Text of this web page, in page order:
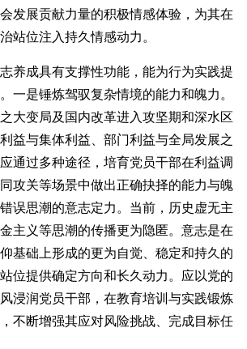
发展贡献力量的积极情感体验，为其在
站位注入持久情感动力。
成具有支撑性功能，能为行为实践提
一是锤炼驾驭复杂情境的能力和魄力。
大变局及国内改革进入攻坚期和深水区
益与集体利益、部门利益与全局发展之
通过多种途径，培育党员干部在利益调
攻关等场景中做出正确抉择的能力与魄
误思潮的意志定力。当前，历史虚无主
主义等思潮的传播更为隐匿。意志是在
基础上形成的更为自觉、稳定和持久的
位提供确定方向和长久动力。应以党的
浸润党员干部，在教育培训与实践锻炼
不断增强其应对风险挑战、完成目标任